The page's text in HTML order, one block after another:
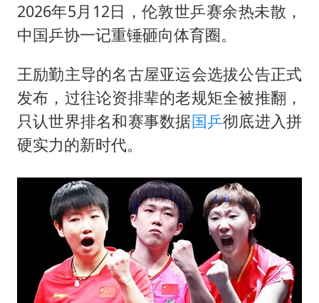
四川宜宾地震网友称睡觉被摇醒
今日立秋你咬秋了吗
公司“上四休三”但要降薪1000元
东方之约 相约未来
2026年5月12日，伦敦世乒赛余热未散，
中国乒协一记重锤砸向体育圈。
王励勤主导的名古屋亚运会选拔公告正式
发布，过往论资排辈的老规矩全被推翻，
只认世界排名和赛事数据国乒彻底进入拼
硬实力的新时代。